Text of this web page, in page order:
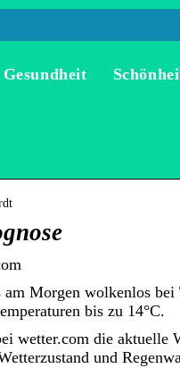
Gesundheit
Morgen wolkenlos bei
bis zu 14°C.
wetter.com die aktuelle
und